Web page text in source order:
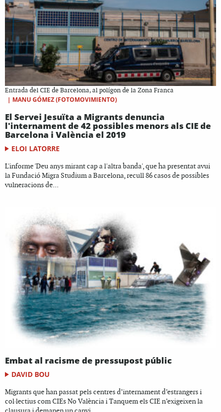
Entrada del CIE de Barcelona, al polígon de la Zona Franca
| MANU GÓMEZ (FOTOMOVIMIENTO)
El Servei Jesuïta a Migrants denuncia
l'internament de 42 possibles menors als CIE de
Barcelona i València el 2019
ELOI LATORRE
L'informe 'Deu anys mirant cap a l'altra banda', que ha presentat avui
la Fundació Migra Studium a Barcelona, recull 86 casos de possibles
vulneracions de...
Embat al racisme de pressupost públic
DAVID BOU
Migrants que han passat pels centres d’internament d’estrangers i
col·lectius com CIEs No València i Tanquem els CIE n’exigeixen la